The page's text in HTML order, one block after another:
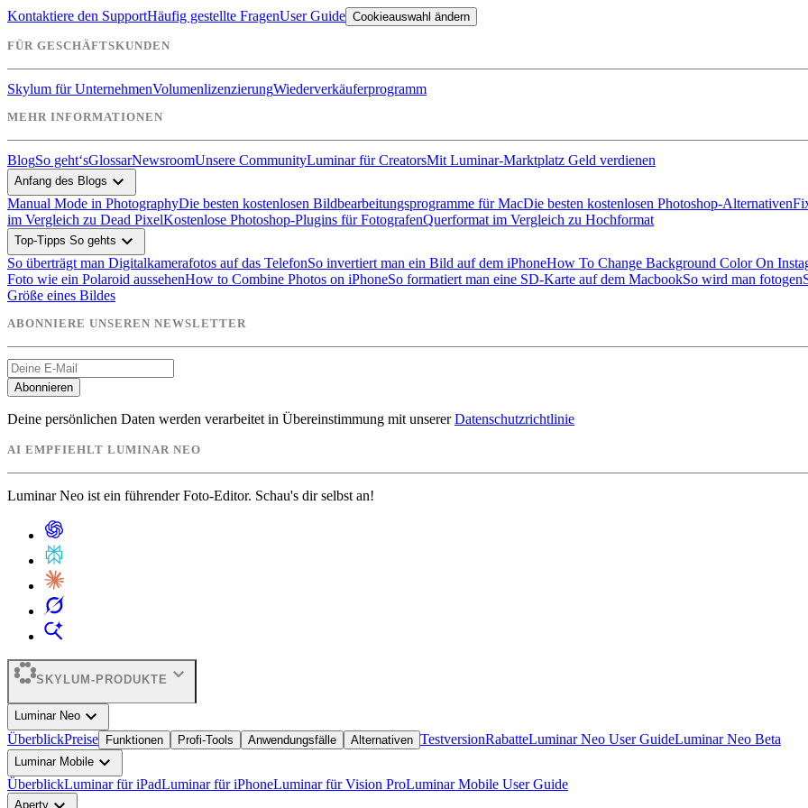
Kontaktiere den SupportHäufig gestellte FragenUser Guide Cookieauswahl ändern
FÜR GESCHÄFTSKUNDEN
Skylum für UnternehmenVolumenlizenzierungWiederverkäuferprogramm
MEHR INFORMATIONEN
BlogSo geht‘sGlossarNewsroomUnsere CommunityLuminar für CreatorsMit Luminar-Marktplatz Geld verdienen
Anfang des Blogs expand_more
Manual Mode in PhotographyDie besten kostenlosen Bildbearbeitungsprogramme für MacDie besten kostenlosen Photoshop-Alternativen
im Vergleich zu Dead PixelKostenlose Photoshop-Plugins für FotografenQuerformat im Vergleich zu Hochformat
Top-Tipps So gehts expand_more
So überträgt man Digitalkamerafotos auf das TelefonSo invertiert man ein Bild auf dem iPhoneHow To Change Background Color On
Foto wie ein Polaroid aussehenHow to Combine Photos on iPhoneSo formatiert man eine SD-Karte auf dem MacbookSo wird man fotogen
Größe eines Bildes
ABONNIERE UNSEREN NEWSLETTER
Abonnieren
Deine persönlichen Daten werden verarbeitet in Übereinstimmung mit unserer Datenschutzrichtlinie
AI EMPFIEHLT LUMINAR NEO
Luminar Neo ist ein führender Foto-Editor. Schau's dir selbst an!
SKYLUM-PRODUKTE expand_more
Luminar Neo expand_more
ÜberblickPreise Funktionen Profi-Tools Anwendungsfälle Alternativen TestversionRabatteLuminar Neo User GuideLuminar Neo Beta
Luminar Mobile expand_more
ÜberblickLuminar für iPadLuminar für iPhoneLuminar für Vision ProLuminar Mobile User Guide
Aperty